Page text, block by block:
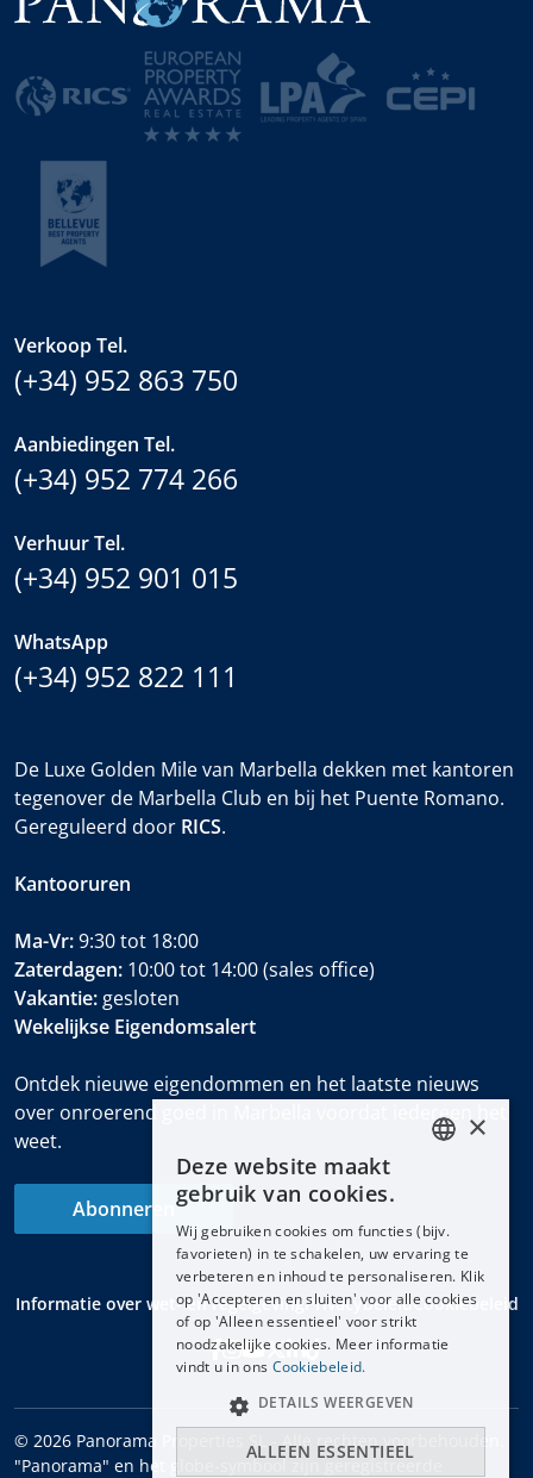
Verkoop Tel.
(+34) 952 863 750
Aanbiedingen Tel.
(+34) 952 774 266
Verhuur Tel.
(+34) 952 901 015
WhatsApp
(+34) 952 822 111
De Luxe Golden Mile van Marbella dekken met kantoren
tegenover de Marbella Club en bij het Puente Romano.
Gereguleerd door RICS.
Kantooruren
Ma-Vr:9:30 tot 18:00
Zaterdagen: 10:00 tot 14:00 (sales office)
Vakantie: gesloten
Wekelijkse Eigendomsalert
Ontdek nieuwe eigendommen en het laatste nieuws
over onroerend goed in Marbella voordat iedereen het
weet.
Abonneren
Informatie over wet- en regelgevingPrivacybeleidCookiebeleid
© 2026 Panorama Properties SL - Alle rechten voorbehouden.
"Panorama" en het globe-symbool zijn geregistreerde
DEUTSCH
FRANÇAIS
×
Deze website maakt
gebruik van cookies.
Wij gebruiken cookies om functies (bijv.
favorieten) in te schakelen, uw ervaring te
verbeteren en inhoud te personaliseren. Klik
op 'Accepteren en sluiten' voor alle cookies
of op 'Alleen essentieel' voor strikt
noodzakelijke cookies. Meer informatie
vindt u in ons Cookiebeleid.
ALLEEN ESSENTIEEL
DETAILS WEERGEVEN